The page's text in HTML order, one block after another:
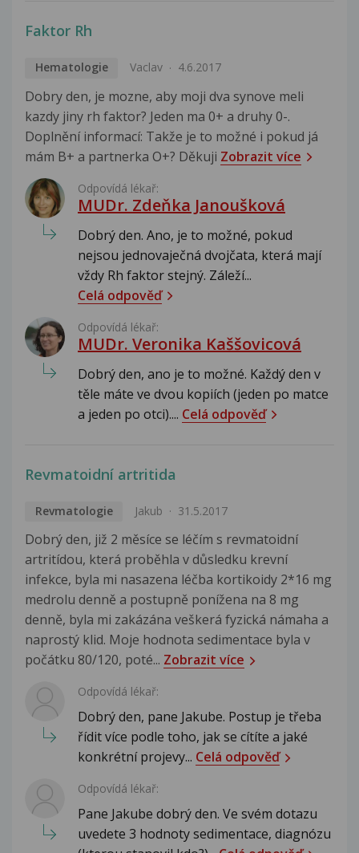
Faktor Rh
Hematologie Vaclav 4.6.2017
Dobry den, je mozne, aby moji dva synove meli
kazdy jiny rh faktor? Jeden ma 0+ a druhy 0-.
Doplnění informací: Takže je to možné i pokud já
mám B+ a partnerka O+? Děkuji Zobrazit více
Odpovídá lékař:
MUDr. Zdeňka Janoušková
Dobrý den. Ano, je to možné, pokud
nejsou jednovaječná dvojčata, která mají
vždy Rh faktor stejný. Záleží...
Celá odpověď
Odpovídá lékař:
MUDr. Veronika Kaššovicová
Dobrý den, ano je to možné. Každý den v
těle máte ve dvou kopiích (jeden po matce
a jeden po otci).... Celá odpověď
Revmatoidní artritida
Revmatologie Jakub 31.5.2017
Dobrý den, již 2 měsíce se léčím s revmatoidní
artritídou, která proběhla v důsledku krevní
infekce, byla mi nasazena léčba kortikoidy 2*16 mg
medrolu denně a postupně ponížena na 8 mg
denně, byla mi zakázána veškerá fyzická námaha a
naprostý klid. Moje hodnota sedimentace byla v
počátku 80/120, poté... Zobrazit více
Odpovídá lékař:
Dobrý den, pane Jakube. Postup je třeba
řídit více podle toho, jak se cítíte a jaké
konkrétní projevy... Celá odpověď
Odpovídá lékař:
Pane Jakube dobrý den. Ve svém dotazu
uvedete 3 hodnoty sedimentace, diagnózu